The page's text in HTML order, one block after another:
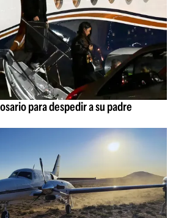
para despedir a su padre